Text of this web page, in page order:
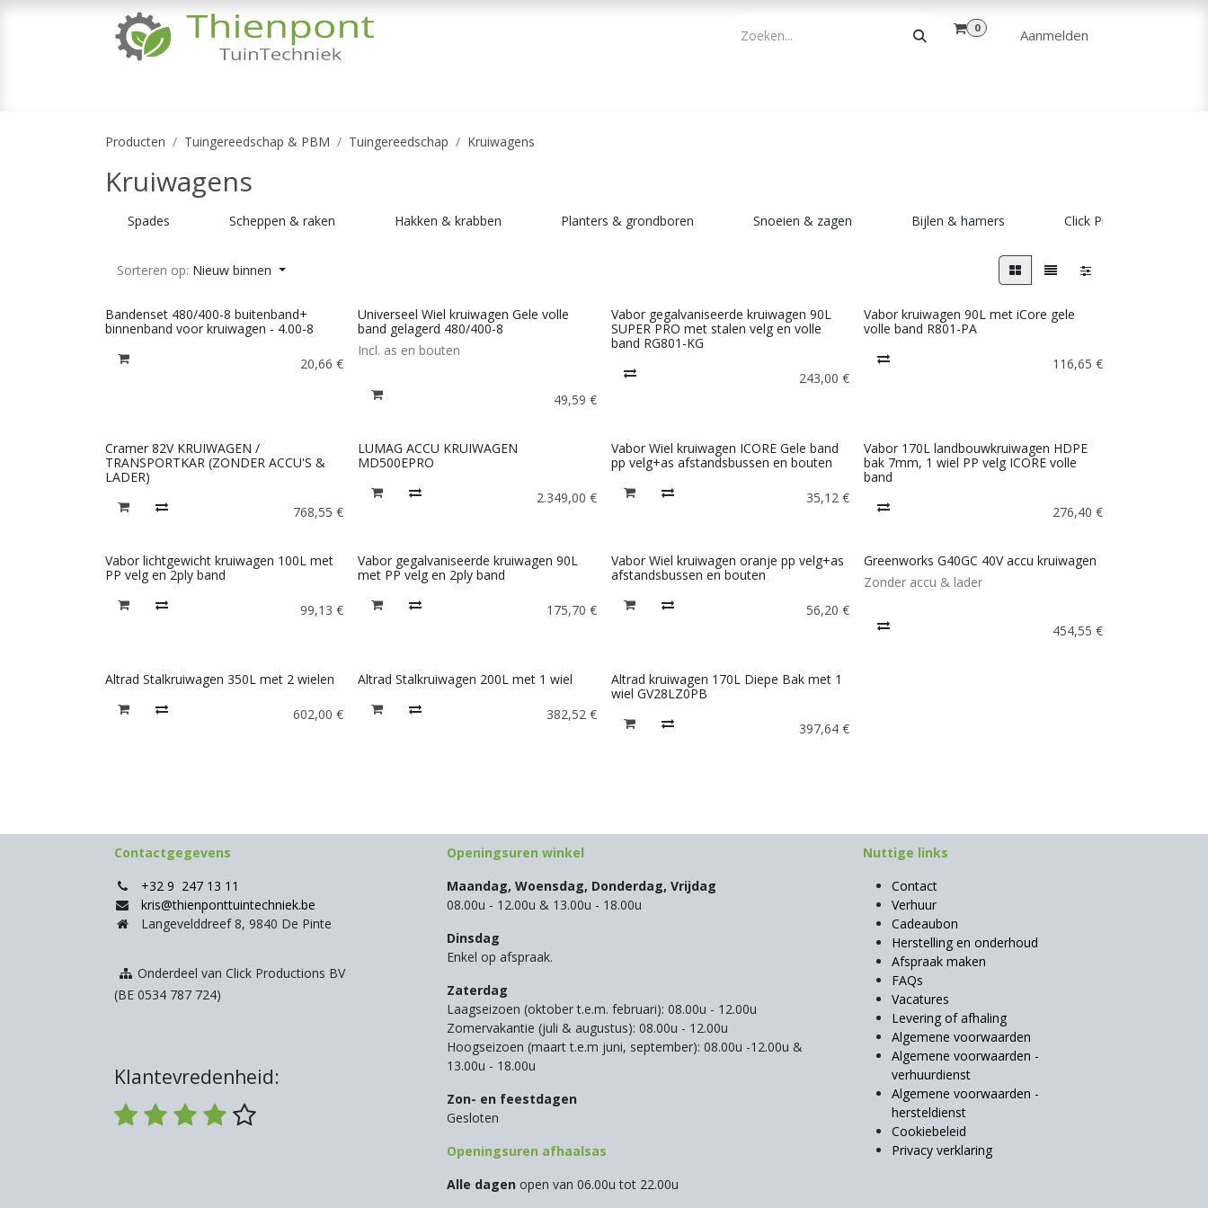
0 Aanmelden
Producten Tuingereedschap & PBM Tuingereedschap Kruiwagens
Kruiwagens
Spades Scheppen & raken Hakken & krabben Planters & grondboren Snoeien & zagen Bijlen & hamers Click Pro Polet
Sorteren op: Nieuw binnen
Bandenset 480/400-8 buitenband+
binnenband voor kruiwagen - 4.00-8
20,66 €
Universeel Wiel kruiwagen Gele volle
band gelagerd 480/400-8
Incl. as en bouten
49,59 €
Vabor gegalvaniseerde kruiwagen 90L
SUPER PRO met stalen velg en volle
band RG801-KG
243,00 €
Vabor kruiwagen 90L met iCore gele
volle band R801-PA
116,65 €
Cramer 82V KRUIWAGEN /
TRANSPORTKAR (ZONDER ACCU'S &
LADER)
768,55 €
LUMAG ACCU KRUIWAGEN
MD500EPRO
2.349,00 €
Vabor Wiel kruiwagen ICORE Gele band
pp velg+as afstandsbussen en bouten
35,12 €
Vabor 170L landbouwkruiwagen HDPE
bak 7mm, 1 wiel PP velg ICORE volle
band
276,40 €
Vabor lichtgewicht kruiwagen 100L met
PP velg en 2ply band
99,13 €
Vabor gegalvaniseerde kruiwagen 90L
met PP velg en 2ply band
175,70 €
Vabor Wiel kruiwagen oranje pp velg+as
afstandsbussen en bouten
56,20 €
Greenworks G40GC 40V accu kruiwagen
Zonder accu & lader
454,55 €
Altrad Stalkruiwagen 350L met 2 wielen
602,00 €
Altrad Stalkruiwagen 200L met 1 wiel
382,52€
Altrad kruiwagen 170L Diepe Bak met 1
wiel GV28LZ0PB
397,64 €
Openingsuren winkel
Maandag, Woensdag, Donderdag, Vrijdag
08.00u - 12.00u & 13.00u - 18.00u
Dinsdag
Enkel op afspraak.
Zaterdag
Laagseizoen (oktober t.e.m. februari): 08.00u - 12.00u
Zomervakantie (juli & augustus): 08.00u - 12.00u
Hoogseizoen (maart t.e.m juni, september): 08.00u -12.00u &
13.00u - 18.00u
Zon- en feestdagen
Gesloten
Openingsuren afhaalsas
Alle dagen open van 06.00u tot 22.00u
Contactgegevens
+32 9 247 13 11
kris@thienponttuintechniek.be
Langevelddreef 8, 9840 De Pinte
Onderdeel van Click Productions BV
(BE 0534 787 724)
Klantevredenheid:
Nuttige links
Contact
Verhuur
Cadeaubon
Herstelling en onderhoud
Afspraak maken
FAQs
Vacatures
Levering of afhaling
Algemene voorwaarden
Algemene voorwaarden -
verhuurdienst
Algemene voorwaarden -
hersteldienst
Cookiebeleid
Privacy verklaring